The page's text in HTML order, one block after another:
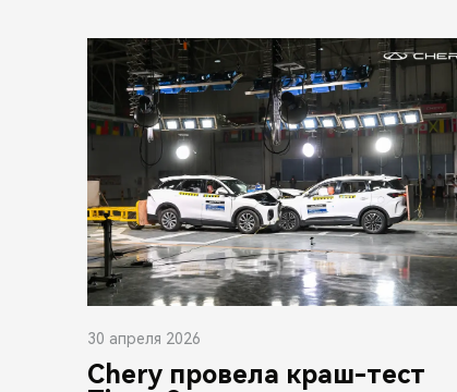
30 апреля 2026
Chery провела краш-тест